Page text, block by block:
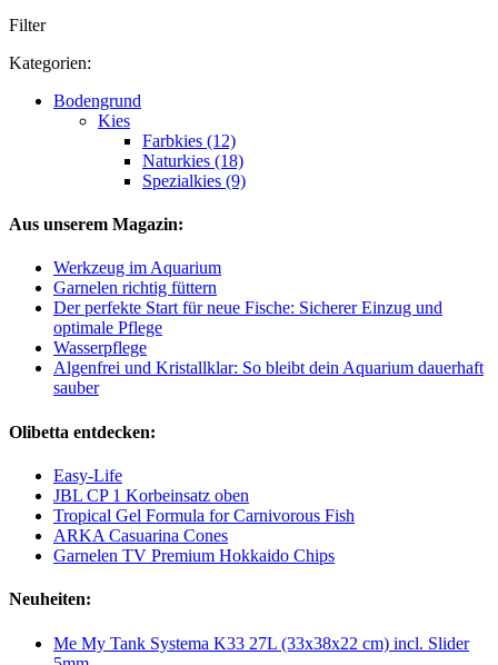
Filter
Kategorien:
Bodengrund
Kies
Farbkies (12)
Naturkies (18)
Spezialkies (9)
Aus unserem Magazin:
Werkzeug im Aquarium
Garnelen richtig füttern
Der perfekte Start für neue Fische: Sicherer Einzug und
optimale Pflege
Wasserpflege
Algenfrei und Kristallklar: So bleibt dein Aquarium dauerhaft
sauber
Olibetta entdecken:
Easy-Life
JBL CP 1 Korbeinsatz oben
Tropical Gel Formula for Carnivorous Fish
ARKA Casuarina Cones
Garnelen TV Premium Hokkaido Chips
Neuheiten:
Me My Tank Systema K33 27L (33x38x22 cm) incl. Slider